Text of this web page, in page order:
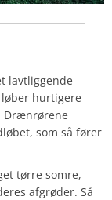
lavtliggende
hurtigere
Drænrørene
som så fører
tørre somre,
afgrøder. Så